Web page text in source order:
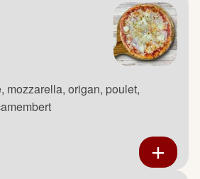
mozzarella, origan, poulet,